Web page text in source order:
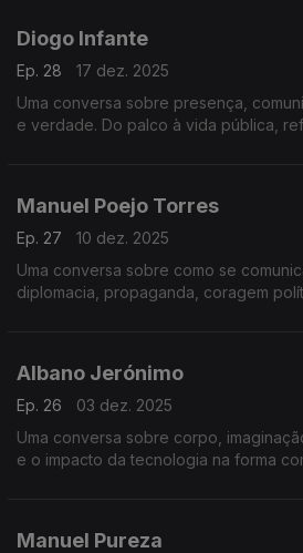
Diogo Infante
Ep. 28
17 dez. 2025
Uma conversa sobre presença,
e verdade. Do palco à vida pública,
Manuel Poejo Torres
Ep. 27
10 dez. 2025
Uma conversa sobre como se
diplomacia, propaganda, coragem
Albano Jerónimo
Ep. 26
03 dez. 2025
Uma conversa sobre corpo,
e o impacto da tecnologia na forma
Manuel Pureza